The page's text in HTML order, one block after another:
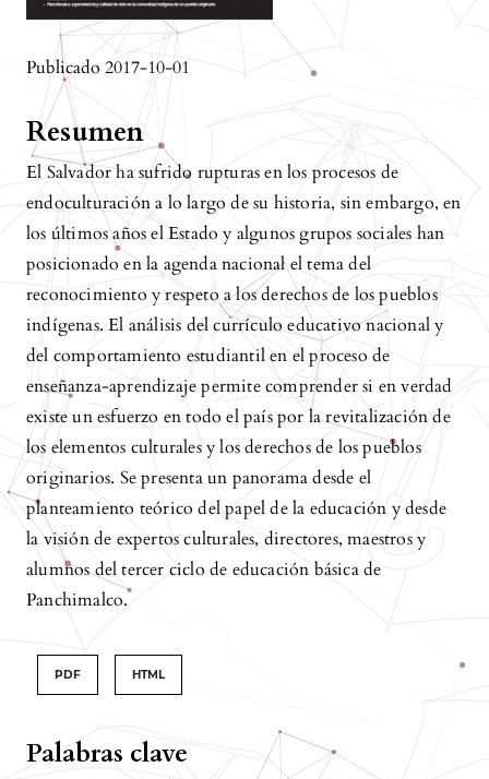
Publicado 2017-10-01
Palabras clave
Resumen
El Salvador ha sufrido rupturas en los procesos de
endoculturación a lo largo de su historia, sin embargo, en
los últimos años el Estado y algunos grupos sociales han
posicionado en la agenda nacional el tema del
reconocimiento y respeto a los derechos de los pueblos
indígenas. El análisis del currículo educativo nacional y
del comportamiento estudiantil en el proceso de
enseñanza-aprendizaje permite comprender si en verdad
existe un esfuerzo en todo el país por la revitalización de
los elementos culturales y los derechos de los pueblos
originarios. Se presenta un panorama desde el
planteamiento teórico del papel de la educación y desde
la visión de expertos culturales, directores, maestros y
alumnos del tercer ciclo de educación básica de
Panchimalco.
PDF HTML